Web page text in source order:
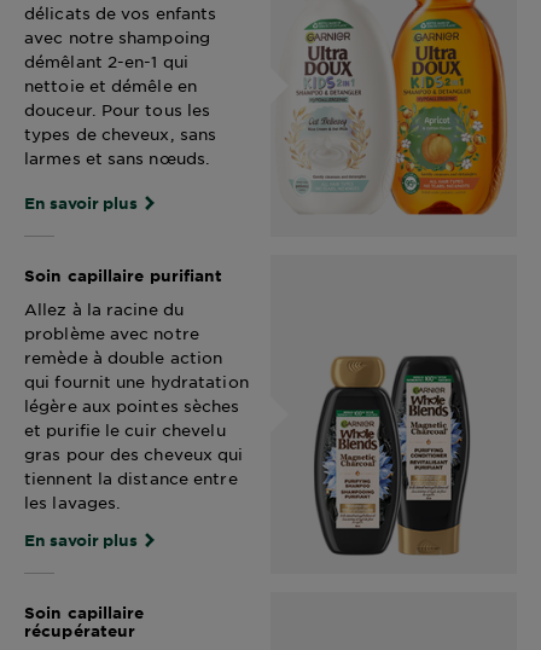
délicats de vos enfants
avec notre shampoing
démêlant 2-en-1 qui
nettoie et démêle en
douceur. Pour tous les
types de cheveux, sans
larmes et sans nœuds.
En savoir plus
Soin capillaire purifiant
Allez à la racine du
problème avec notre
remède à double action
qui fournit une hydratation
légère aux pointes sèches
et purifie le cuir chevelu
gras pour des cheveux qui
tiennent la distance entre
les lavages.
En savoir plus
Soin capillaire
récupérateur